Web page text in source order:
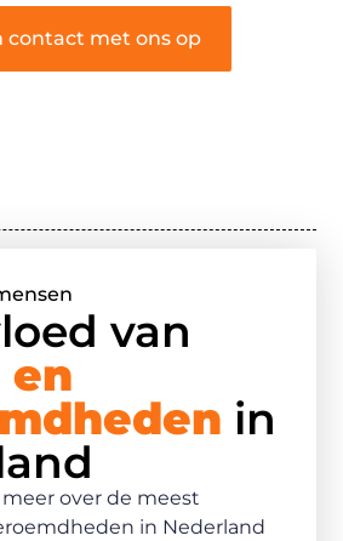
contact met ons op
van
en
in
over de meest
in Nederland